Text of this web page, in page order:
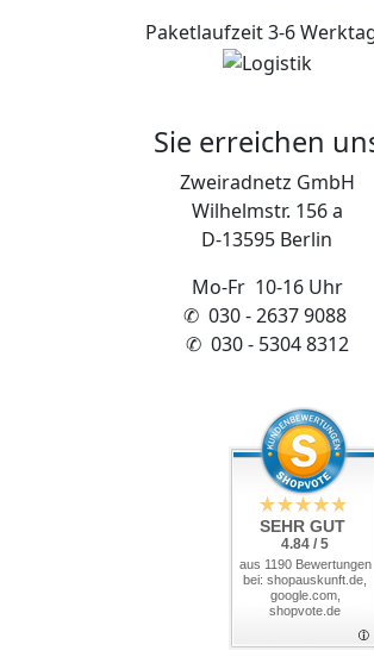
Paketlaufzeit 3-6
Sie erreichen
Zweiradnetz GmbH
Wilhelmstr. 156 a
D-13595 Berlin
Mo-Fr 10-16 Uhr
✆ 030 - 2637 9088
✆ 030 - 5304 8312
SEHR GUT
4.84 / 5
aus 1190 Bewertungen
bei: shopauskunft.de,
google.com,
shopvote.de